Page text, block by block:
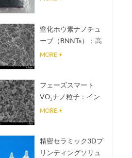
窒化ホウ素ナノチュ
ーブ（BNNTs）：高
熱伝導放熱フィラー
MORE
フェーズスマート
VO₂ナノ粒子：イン
テリジェントな熱応
MORE
精密セラミック3Dプ
リンティングソリュ